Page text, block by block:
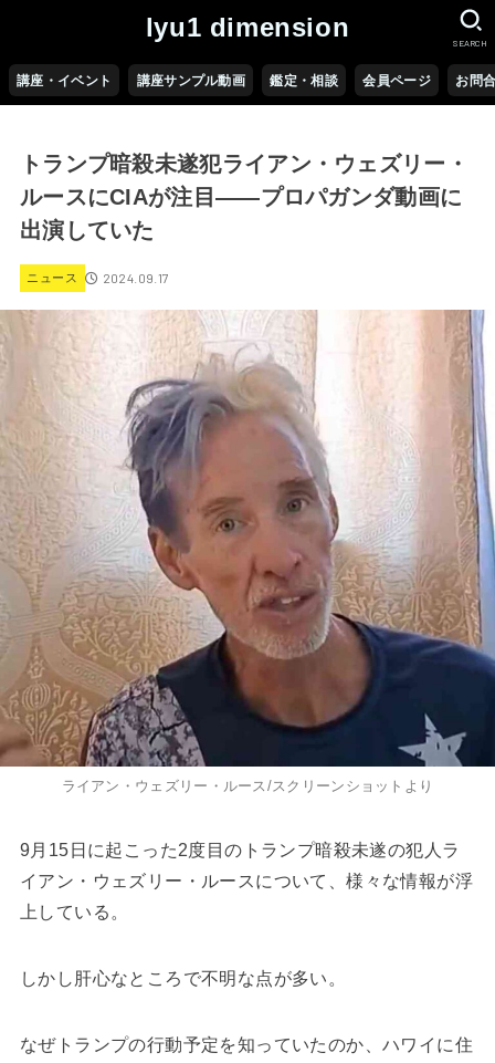
lyu1 dimension
講座・イベント 講座サンプル動画 鑑定・相談 会員ページ お問
SEARCH
トランプ暗殺未遂犯ライアン・ウェズリー・
ルースにCIAが注目――プロパガンダ動画に
出演していた
ニュース 2024.09.17
ライアン・ウェズリー・ルース/スクリーンショットより
9月15日に起こった2度目のトランプ暗殺未遂の犯人ラ
イアン・ウェズリー・ルースについて、様々な情報が浮
上している。
しかし肝心なところで不明な点が多い。
なぜトランプの行動予定を知っていたのか、ハワイに住